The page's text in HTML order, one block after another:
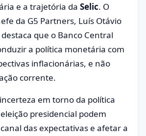
e a trajetória da Selic. O
da G5 Partners, Luís Otávio
que o Banco Central
a política monetária com
inflacionárias, e não
corrente.
em torno da política
presidencial podem
das expectativas e afetar a